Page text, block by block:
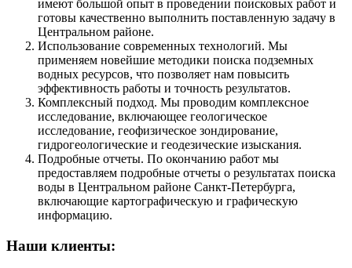
имеют большой опыт в проведении поисковых работ и
готовы качественно выполнить поставленную задачу в
Центральном районе.
Использование современных технологий. Мы
применяем новейшие методики поиска подземных
водных ресурсов, что позволяет нам повысить
эффективность работы и точность результатов.
Комплексный подход. Мы проводим комплексное
исследование, включающее геологическое
исследование, геофизическое зондирование,
гидрогеологические и геодезические изыскания.
Подробные отчеты. По окончанию работ мы
предоставляем подробные отчеты о результатах поиска
воды в Центральном районе Санкт-Петербурга,
включающие картографическую и графическую
информацию.
Наши клиенты: